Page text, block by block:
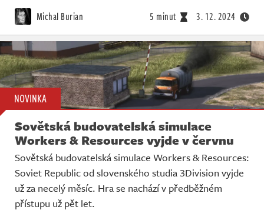
Michal Burian 5 minut 3. 12. 2024
NOVINKA
Sovětská budovatelská simulace
Workers & Resources vyjde v červnu
Sovětská budovatelská simulace Workers & Resources:
Soviet Republic od slovenského studia 3Division vyjde
už za necelý měsíc. Hra se nachází v předběžném
přístupu už pět let.